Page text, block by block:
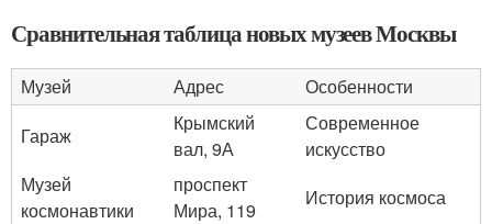
Сравнительная таблица новых музеев Москвы
Музей Адрес
Особенности
Гараж
Крымский
вал, 9А
Современное
искусство
Музей
космонавтики
проспект
Мира, 119
История космоса